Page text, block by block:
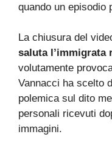
quando un episodio
La chiusura del
saluta l’immigrata
volutamente
Vannacci ha scelto
polemica sul dito
personali ricevuti
immagini.